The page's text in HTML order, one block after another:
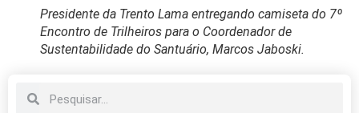
Presidente da Trento Lama entregando camiseta do 7º
Encontro de Trilheiros para o Coordenador de
Sustentabilidade do Santuário, Marcos Jaboski.